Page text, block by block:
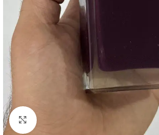
Agrandir